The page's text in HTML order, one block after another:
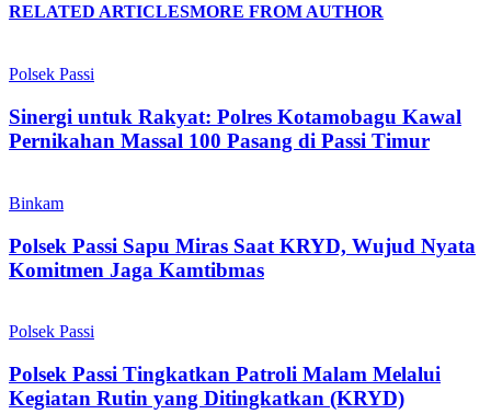
RELATED ARTICLESMORE FROM AUTHOR
Polsek Passi
Sinergi untuk Rakyat: Polres Kotamobagu Kawal
Pernikahan Massal 100 Pasang di Passi Timur
Binkam
Polsek Passi Sapu Miras Saat KRYD, Wujud Nyata
Komitmen Jaga Kamtibmas
Polsek Passi
Polsek Passi Tingkatkan Patroli Malam Melalui
Kegiatan Rutin yang Ditingkatkan (KRYD)